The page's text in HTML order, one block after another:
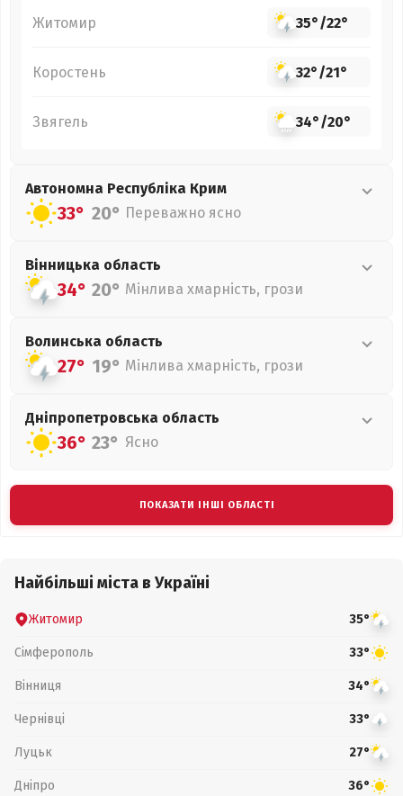
Житомир 35°/22°
Коростень 32°/21°
Звягель 34°/20°
Автономна Республіка Крим
33° 20° Переважно ясно
Вінницька область
34° 20° Мінлива хмарність, грози
Волинська область
27° 19° Мінлива хмарність, грози
Дніпропетровська область
36° 23° Ясно
ПОКАЗАТИ ІНШІ ОБЛАСТІ
Найбільші міста в Україні
Житомир 35°
Сімферополь 33°
Вінниця 34°
Чернівці 33°
Луцьк 27°
Дніпро 36°